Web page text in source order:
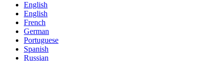
English
English
French
German
Portuguese
Spanish
Russian